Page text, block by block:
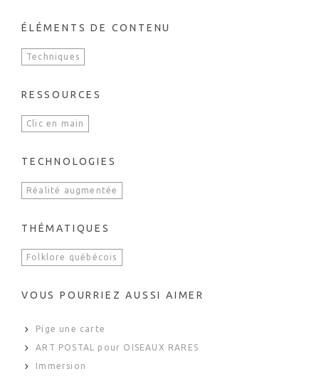
ÉLÉMENTS DE CONTENU
Techniques
RESSOURCES
Clic en main
TECHNOLOGIES
Réalité augmentée
THÉMATIQUES
Folklore québécois
VOUS POURRIEZ AUSSI AIMER
Pige une carte
ART POSTAL pour OISEAUX RARES
Immersion